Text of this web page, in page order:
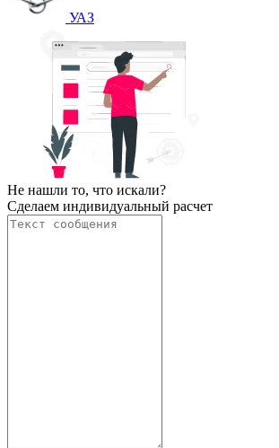
УАЗ
Не нашли то, что искали?
Сделаем индивидуальный расчет